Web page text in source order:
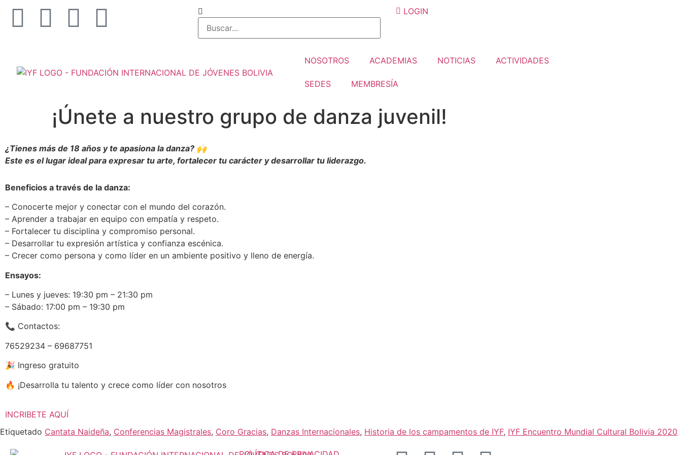
LOGIN
NOSOTROS ACADEMIAS NOTICIAS ACTIVIDADES
SEDES MEMBRESÍA
¡Únete a nuestro grupo de danza juvenil!
¿Tienes más de 18 años y te apasiona la danza? 🙌
Este es el lugar ideal para expresar tu arte, fortalecer tu carácter y desarrollar tu liderazgo.
Beneficios a través de la danza:
– Conocerte mejor y conectar con el mundo del corazón.
– Aprender a trabajar en equipo con empatía y respeto.
– Fortalecer tu disciplina y compromiso personal.
– Desarrollar tu expresión artística y confianza escénica.
– Crecer como persona y como líder en un ambiente positivo y lleno de energía.
Ensayos:
– Lunes y jueves: 19:30 pm – 21:30 pm
– Sábado: 17:00 pm – 19:30 pm
📞 Contactos:
76529234 – 69687751
🎉 Ingreso gratuito
🔥 ¡Desarrolla tu talento y crece como líder con nosotros
INCRIBETE AQUÍ
Etiquetado Cantata Naideña, Conferencias Magistrales, Coro Gracias, Danzas Internacionales, Historia de los campamentos de IYF, IYF Encuentro Mundial Cultural Bolivia 2020